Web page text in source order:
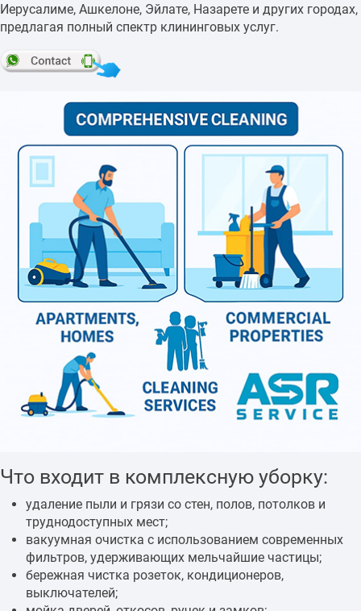
Иерусалиме, Ашкелоне, Эйлате, Назарете и других городах,
предлагая полный спектр клининговых услуг.
Что входит в комплексную уборку:
удаление пыли и грязи со стен, полов, потолков и
труднодоступных мест;
вакуумная очистка с использованием современных
фильтров, удерживающих мельчайшие частицы;
бережная чистка розеток, кондиционеров,
выключателей;